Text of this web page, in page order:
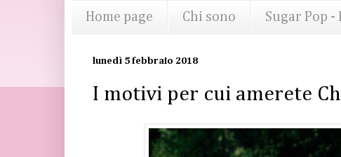
Home page Chi sono Sugar Pop
lunedì 5 febbraio 2018
I motivi per cui amerete